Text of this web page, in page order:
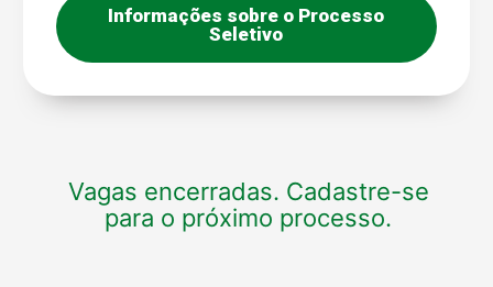
Informações sobre o Processo
Seletivo